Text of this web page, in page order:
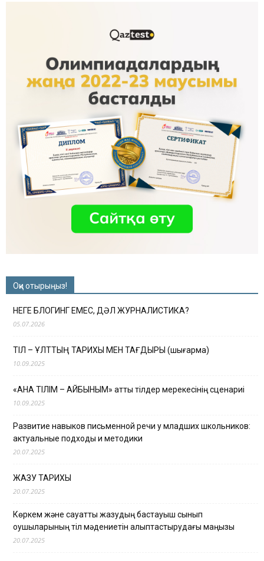
Оқи отырыңыз!
НЕГЕ БЛОГИНГ ЕМЕС, ДӘЛ ЖУРНАЛИСТИКА?
05.07.2026
ТІЛ – ҰЛТТЫҢ ТАРИХЫ МЕН ТАҒДЫРЫ (шығарма)
10.09.2025
«АНА ТІЛІМ – АЙБЫНЫМ» атты тілдер мерекесінің сценариі
10.09.2025
Развитие навыков письменной речи у младших школьников:
актуальные подходы и методики
20.07.2025
ЖАЗУ ТАРИХЫ
20.07.2025
Көркем және сауатты жазудың бастауыш сынып
оқушыларының тіл мәдениетін қалыптастырудағы маңызы
20.07.2025